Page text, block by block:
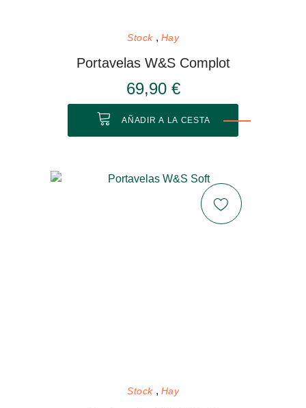
Stock Hay
Portavelas W&S Complot
69,90 €
AÑADIR A LA CESTA
Stock Hay